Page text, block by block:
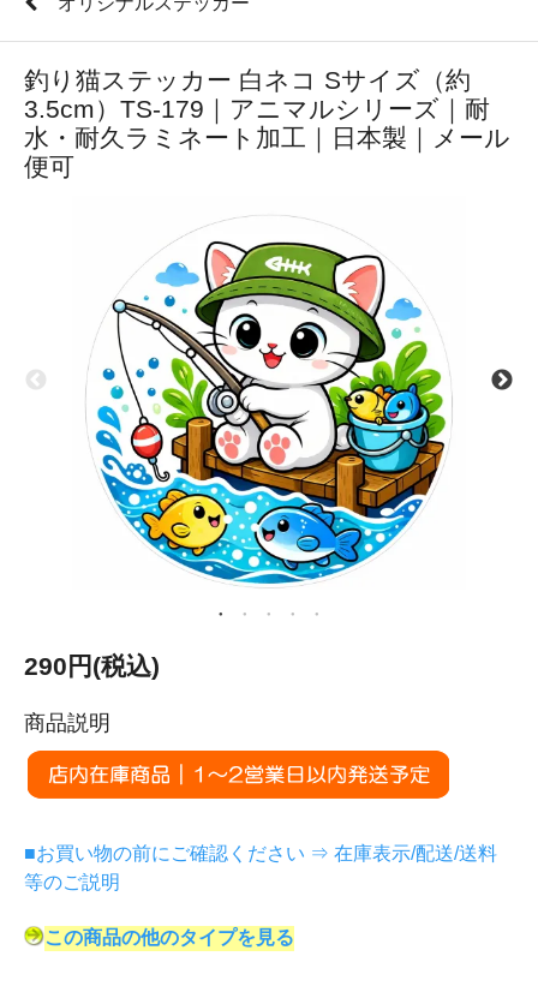
釣り猫ステッカー 白ネコ Sサイズ（約
3.5cm）TS-179｜アニマルシリーズ｜耐
水・耐久ラミネート加工｜日本製｜メール
便可
290円(税込)
商品説明
■お買い物の前にご確認ください ⇒ 在庫表示/配送/送料
等のご説明
この商品の他のタイプを見る